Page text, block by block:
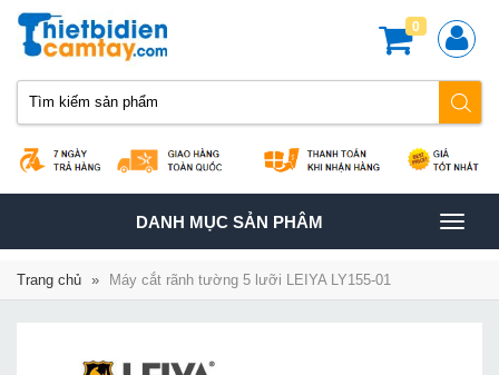
0
TOGGLE
NAVIGATION
DANH MỤC SẢN PHÂM
Trang chủ » Máy cắt rãnh tường 5 lưỡi LEIYA LY155-01